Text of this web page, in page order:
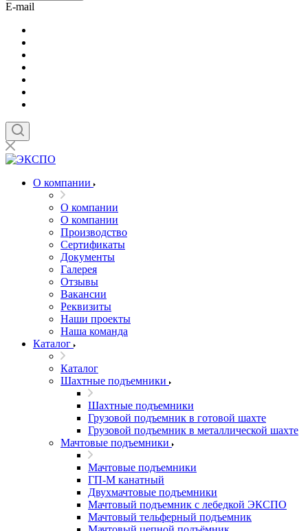
E-mail
О компании
О компании
О компании
Производство
Сертификаты
Документы
Галерея
Отзывы
Вакансии
Реквизиты
Наши проекты
Наша команда
Каталог
Каталог
Шахтные подъемники
Шахтные подъемники
Грузовой подъемник в готовой шахте
Грузовой подъемник в металлической шахте
Мачтовые подъемники
Мачтовые подъемники
ГП-М канатный
Двухмачтовые подъемники
Мачтовый подъемник с лебедкой ЭКСПО
Мачтовый тельферный подъемник